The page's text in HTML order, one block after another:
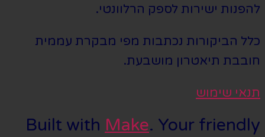
להפנות ישירות לספק הרלוונטי.
כלל הביקורות נכתבות מפי מבקרת עממית
חובבת תיאטרון מושבעת.
תנאי שימוש
Built with Make. Your friendly